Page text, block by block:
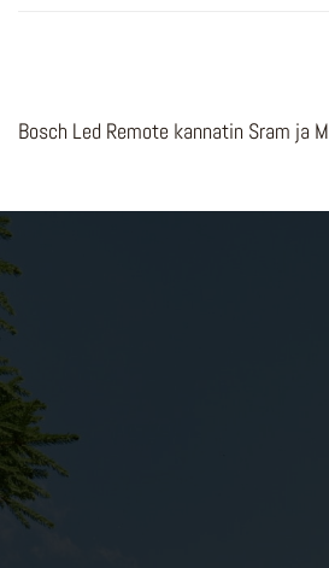
Bosch Led Remote kannatin Sram ja